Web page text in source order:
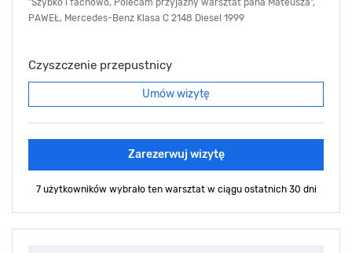
"Szybko i fachowo, Polecam przyjazny warsztat pana Mateusza",
PAWEŁ, Mercedes-Benz Klasa C 2148 Diesel 1999
Czyszczenie przepustnicy
Umów wizytę
Zarezerwuj wizytę
7 użytkowników wybrało ten warsztat w ciągu ostatnich 30 dni